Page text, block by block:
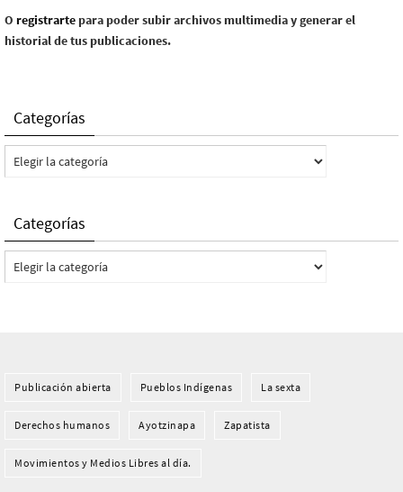
O registrarte para poder subir archivos multimedia y generar el
historial de tus publicaciones.
Categorías
Categorías
Categorías
Categorías
Publicación abierta Pueblos Indí­genas La sexta
Derechos humanos Ayotzinapa Zapatista
Movimientos y Medios Libres al día.